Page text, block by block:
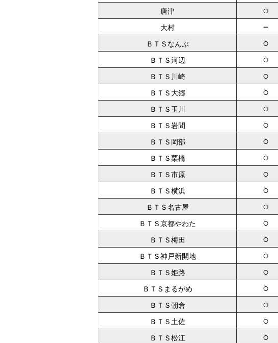
唐津 ○
大村 －
ＢＴＳなんぶ ○
ＢＴＳ河辺 ○
ＢＴＳ川崎 ○
ＢＴＳ大郷 ○
ＢＴＳ玉川 ○
ＢＴＳ岩間 ○
ＢＴＳ岡部 ○
ＢＴＳ栗橋 ○
ＢＴＳ市原 ○
ＢＴＳ横浜 ○
ＢＴＳ名古屋 ○
ＢＴＳ京都やわた ○
ＢＴＳ梅田 ○
ＢＴＳ神戸新開地 ○
ＢＴＳ姫路 ○
ＢＴＳまるがめ ○
ＢＴＳ朝倉 ○
ＢＴＳ土佐 ○
ＢＴＳ松江 ○